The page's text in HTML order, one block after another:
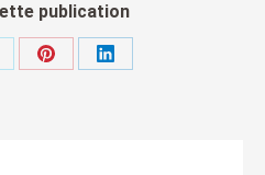
publication
PartagerPartager